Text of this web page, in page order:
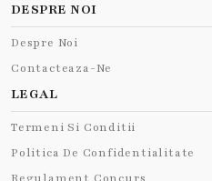
DESPRE NOI
Despre Noi
Contacteaza-Ne
LEGAL
Termeni Si Conditii
Politica De Confidentialitate